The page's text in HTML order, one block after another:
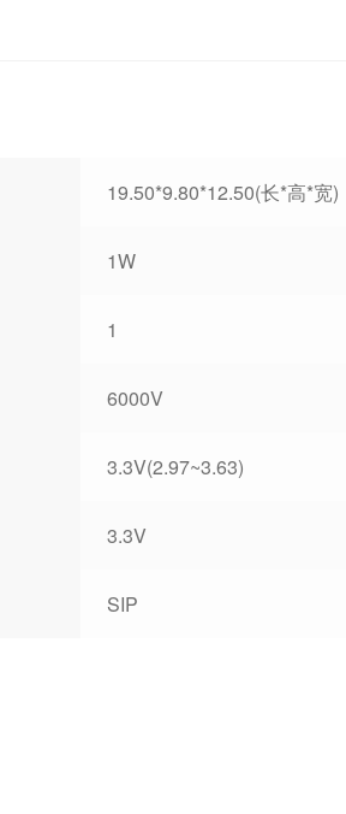
19.50*9.80*12.50(长*高*宽)
1W
1
6000V
3.3V(2.97~3.63)
3.3V
SIP